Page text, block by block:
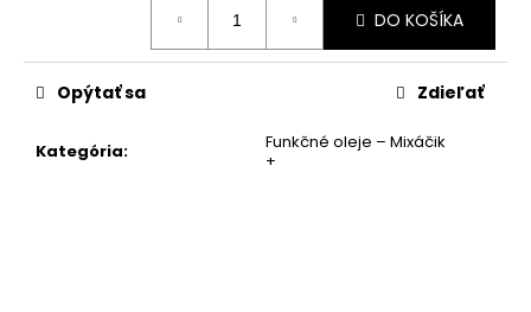
DO KOŠÍKA
Kategória:
Funkčné oleje – Mixáčik
+
Opýtať sa Zdieľať